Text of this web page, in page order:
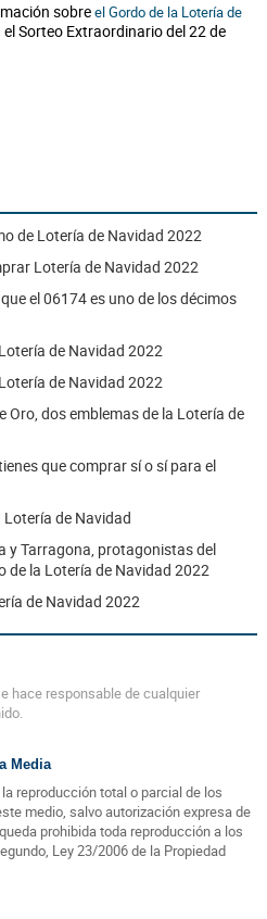
sobreel Gordo de la Lotería de
el Sorteo Extraordinario del 22 de
de Lotería de Navidad 2022
Lotería de Navidad 2022
el 06174 es uno de los décimos
de Navidad 2022
de Navidad 2022
Oro, dos emblemas de la Lotería de
que comprar sí o sí para el
de Navidad
y Tarragona, protagonistas del
de la Lotería de Navidad 2022
de Navidad 2022
hace responsable de cualquier
Media
reproducción total o parcial de los
medio, salvo autorización expresa de
prohibida toda reproducción a los
Ley 23/2006 de la Propiedad